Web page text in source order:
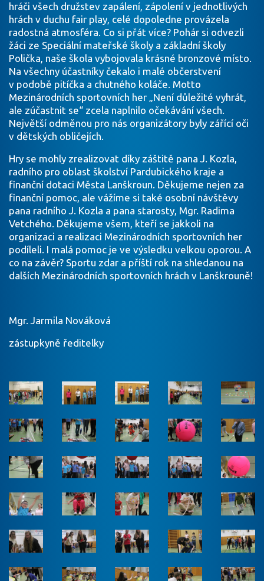
hráči všech družstev zapálení, zápolení v jednotlivých
hrách v duchu fair play, celé dopoledne provázela
radostná atmosféra. Co si přát více? Pohár si odvezli
žáci ze Speciální mateřské školy a základní školy
Polička, naše škola vybojovala krásné bronzové místo.
Na všechny účastníky čekalo i malé občerstvení
v podobě pitíčka a chutného koláče. Motto
Mezinárodních sportovních her „Není důležité vyhrát,
ale zúčastnit se“ zcela naplnilo očekávání všech.
Největší odměnou pro nás organizátory byly zářící oči
v dětských obličejích.
Hry se mohly zrealizovat díky záštitě pana J. Kozla,
radního pro oblast školství Pardubického kraje a
finanční dotaci Města Lanškroun. Děkujeme nejen za
finanční pomoc, ale vážíme si také osobní návštěvy
pana radního J. Kozla a pana starosty, Mgr. Radima
Vetchého. Děkujeme všem, kteří se jakkoli na
organizaci a realizaci Mezinárodních sportovních her
podíleli. I malá pomoc je ve výsledku velkou oporou. A
co na závěr? Sportu zdar a příští rok na shledanou na
dalších Mezinárodních sportovních hrách v Lanškrouně!
Mgr. Jarmila Nováková
zástupkyně ředitelky